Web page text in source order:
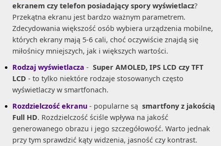
ekranem czy telefon posiadający spory wyświetlacz?
Przekątna ekranu jest bardzo ważnym parametrem.
Zdecydowania większość osób wybiera urządzenia mobilne,
których ekrany mają 5-6 cali, choć oczywiście znajdą się
miłośnicy mniejszych, jak i większych wartości.
Rodzaj wyświetlacza - Super AMOLED, IPS LCD czy TFT
LCD - to tylko niektóre rodzaje stosowanych często
wyświetlaczy w smartfonach.
Rozdzielczość ekranu - popularne są smartfony z jakością
Full HD. Rozdzielczość ściśle wpływa na jakość
generowanego obrazu i jego szczegółowość. Warto jednak
przy tym sprawdzić kąty widzenia, jasność czy kontrast.